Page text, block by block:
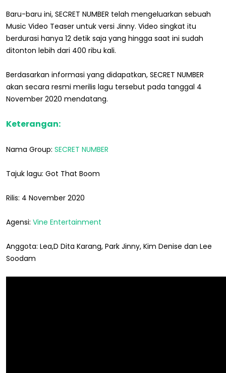
Baru-baru ini, SECRET NUMBER telah mengeluarkan sebuah
Music Video Teaser untuk versi Jinny. Video singkat itu
berdurasi hanya 12 detik saja yang hingga saat ini sudah
ditonton lebih dari 400 ribu kali.
Berdasarkan informasi yang didapatkan, SECRET NUMBER
akan secara resmi merilis lagu tersebut pada tanggal 4
November 2020 mendatang.
Keterangan:
Nama Group: SECRET NUMBER
Tajuk lagu: Got That Boom
Rilis: 4 November 2020
Agensi: Vine Entertainment
Anggota: Lea,D Dita Karang, Park Jinny, Kim Denise dan Lee
Soodam